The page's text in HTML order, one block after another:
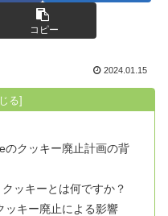
コピー
2024.01.15
のクッキー廃止計画の背
ッキーとは何ですか？
ッキー廃止による影響